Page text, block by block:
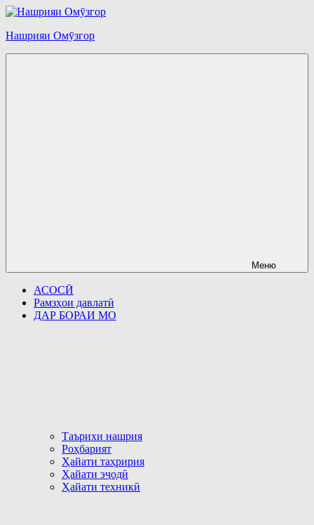
Перейти
содержимому
Нашрияи Омӯзгор
Меню
АСОСӢ
Рамзҳои давлатӣ
ДАР БОРАИ МО
Таърихи нашрия
Роҳбарият
Ҳайати таҳририя
Ҳайати эҷодӣ
Ҳайати техникӣ